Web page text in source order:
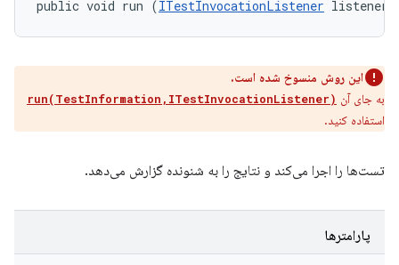
public void run (ITestInvocationListener listener)
این روش منسوخ شده است.
به جای آن run(TestInformation,ITestInvocationListener)
استفاده کنید.
تست‌ها را اجرا می‌کند و نتایج را به شنونده گزارش می‌دهد.
پارامترها